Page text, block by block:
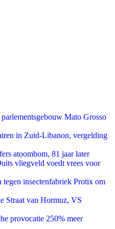
Mato Grosso
in Zuid-Libanon, vergelding
atoombom, 81 jaar later
vliegveld voedt vrees voor
insectenfabriek Protix om
Straat van Hormuz, VS
provocatie 250% meer